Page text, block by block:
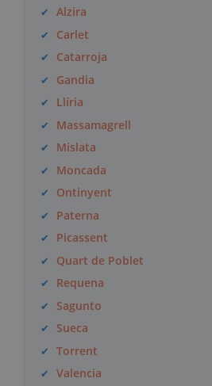
Alzira
Carlet
Catarroja
Gandia
Llíria
Massamagrell
Mislata
Moncada
Ontinyent
Paterna
Picassent
Quart de Poblet
Requena
Sagunto
Sueca
Torrent
Valencia